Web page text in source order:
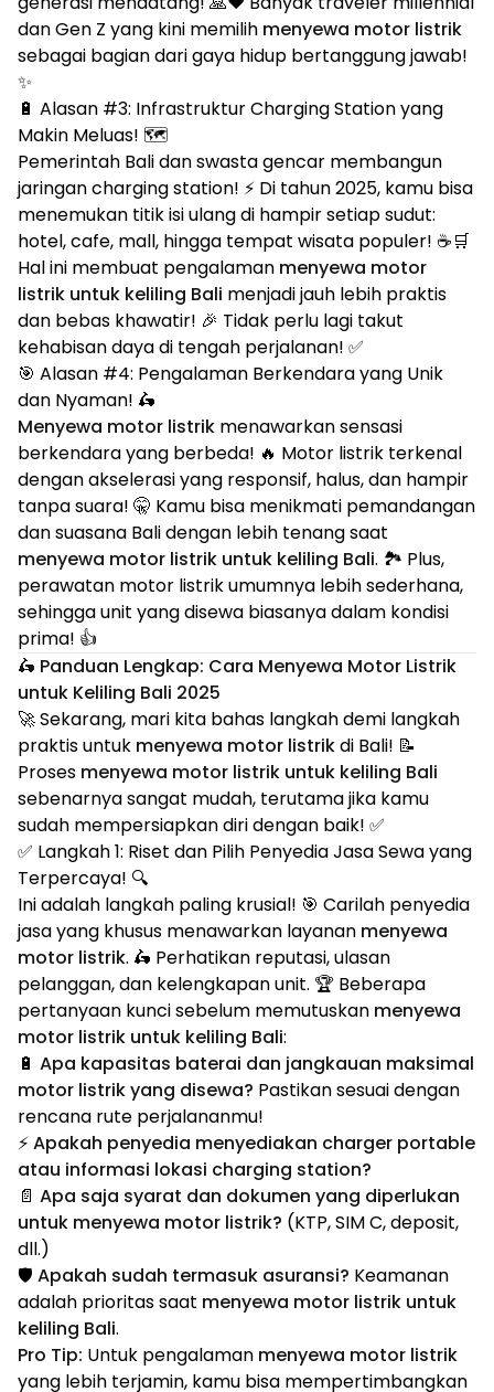
dan Gen Z yang kini memilih menyewa motor listrik
sebagai bagian dari gaya hidup bertanggung jawab!
✨
🔋 Alasan #3: Infrastruktur Charging Station yang
Makin Meluas! 🗺️
Pemerintah Bali dan swasta gencar membangun
jaringan charging station! ⚡️ Di tahun 2025, kamu bisa
menemukan titik isi ulang di hampir setiap sudut:
hotel, cafe, mall, hingga tempat wisata populer! ☕🛒
Hal ini membuat pengalaman menyewa motor
listrik untuk keliling Bali menjadi jauh lebih praktis
dan bebas khawatir! 🎉 Tidak perlu lagi takut
kehabisan daya di tengah perjalanan! ✅
🎯 Alasan #4: Pengalaman Berkendara yang Unik
dan Nyaman! 🛵
Menyewa motor listrik menawarkan sensasi
berkendara yang berbeda! 🔥 Motor listrik terkenal
dengan akselerasi yang responsif, halus, dan hampir
tanpa suara! 🤫 Kamu bisa menikmati pemandangan
dan suasana Bali dengan lebih tenang saat
menyewa motor listrik untuk keliling Bali. 🏞️ Plus,
perawatan motor listrik umumnya lebih sederhana,
sehingga unit yang disewa biasanya dalam kondisi
prima! 👍
🛵 Panduan Lengkap: Cara Menyewa Motor Listrik
untuk Keliling Bali 2025
🚀 Sekarang, mari kita bahas langkah demi langkah
praktis untuk menyewa motor listrikdi Bali! 📝
Proses menyewa motor listrik untuk keliling Bali
sebenarnya sangat mudah, terutama jika kamu
sudah mempersiapkan diri dengan baik! ✅
✅ Langkah 1: Riset dan Pilih Penyedia Jasa Sewa yang
Terpercaya! 🔍
Ini adalah langkah paling krusial! 🎯 Carilah penyedia
jasa yang khusus menawarkan layanan menyewa
motor listrik. 🛵 Perhatikan reputasi, ulasan
pelanggan, dan kelengkapan unit. 🏆 Beberapa
pertanyaan kunci sebelum memutuskan menyewa
motor listrik untuk keliling Bali:
🔋 Apa kapasitas baterai dan jangkauan maksimal
motor listrik yang disewa? Pastikan sesuai dengan
rencana rute perjalananmu!
⚡Apakah penyedia menyediakan charger portable
atau informasi lokasi charging station?
📄 Apa saja syarat dan dokumen yang diperlukan
untuk menyewa motor listrik? (KTP, SIM C, deposit,
dll.)
🛡️ Apakah sudah termasuk asuransi? Keamanan
adalah prioritas saat menyewa motor listrik untuk
keliling Bali.
Pro Tip: Untuk pengalaman menyewa motor listrik
yang lebih terjamin, kamu bisa mempertimbangkan